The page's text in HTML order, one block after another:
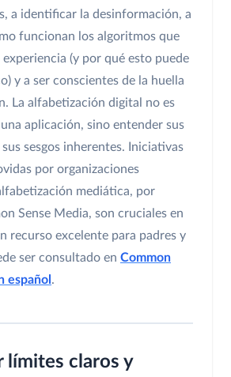
a identificar la desinformación, a
funcionan los algoritmos que
experiencia (y por qué esto puede
y a ser conscientes de la huella
La alfabetización digital no es
aplicación, sino entender sus
sesgos inherentes. Iniciativas
por organizaciones
mediática, por
Sense Media, son cruciales en
recurso excelente para padres y
ser consultado en Common
español .
límites claros y